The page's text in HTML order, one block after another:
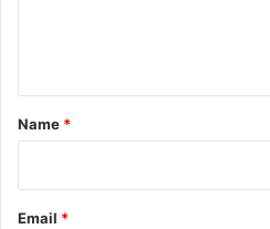
*
Name *
Email *